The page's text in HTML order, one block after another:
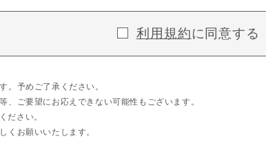
利用規約に同意する
。予めご了承ください。
ご要望にお応えできない可能性もございます。
ださい。
くお願いいたします。